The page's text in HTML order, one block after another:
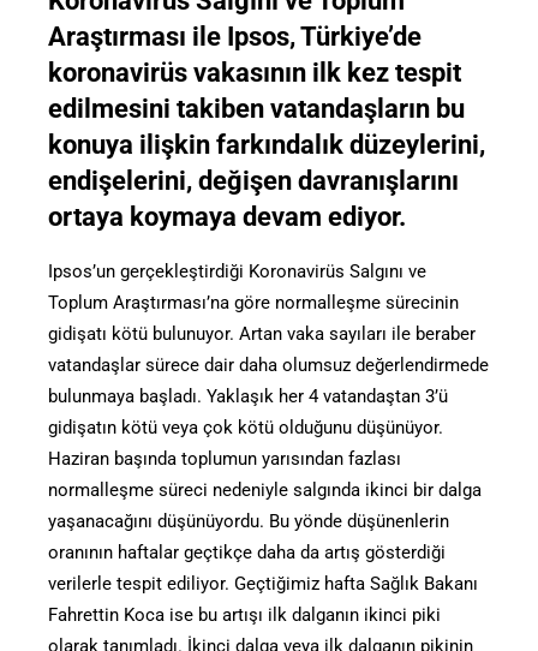
Araştırması ile Ipsos, Türkiye’de
koronavirüs vakasının ilk kez tespit
edilmesini takiben vatandaşların bu
konuya ilişkin farkındalık düzeylerini,
endişelerini, değişen davranışlarını
ortaya koymaya devam ediyor.
Ipsos’un gerçekleştirdiği Koronavirüs Salgını ve
Toplum Araştırması’na göre normalleşme sürecinin
gidişatı kötü bulunuyor. Artan vaka sayıları ile beraber
vatandaşlar sürece dair daha olumsuz değerlendirmede
bulunmaya başladı. Yaklaşık her 4 vatandaştan 3’ü
gidişatın kötü veya çok kötü olduğunu düşünüyor.
Haziran başında toplumun yarısından fazlası
normalleşme süreci nedeniyle salgında ikinci bir dalga
yaşanacağını düşünüyordu. Bu yönde düşünenlerin
oranının haftalar geçtikçe daha da artış gösterdiği
verilerle tespit ediliyor. Geçtiğimiz hafta Sağlık Bakanı
Fahrettin Koca ise bu artışı ilk dalganın ikinci piki
olarak tanımladı. İkinci dalga veya ilk dalganın pikinin